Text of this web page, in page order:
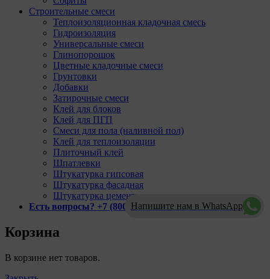
Напишите нам в WhatsApp
Строительные смеси
Теплоизоляционная кладочная смесь
Гидроизоляция
Универсальные смеси
Глинопорошок
Цветные кладочные смеси
Грунтовки
Добавки
Затирочные смеси
Клей для блоков
Клей для ПГП
Смеси для пола (наливной пол)
Клей для теплоизоляции
Плиточный клей
Шпатлевки
Штукатурка гипсовая
Штукатурка фасадная
Штукатурка цементная
Есть вопросы? +7 (800) 777-40-57
Корзина
В корзине нет товаров.